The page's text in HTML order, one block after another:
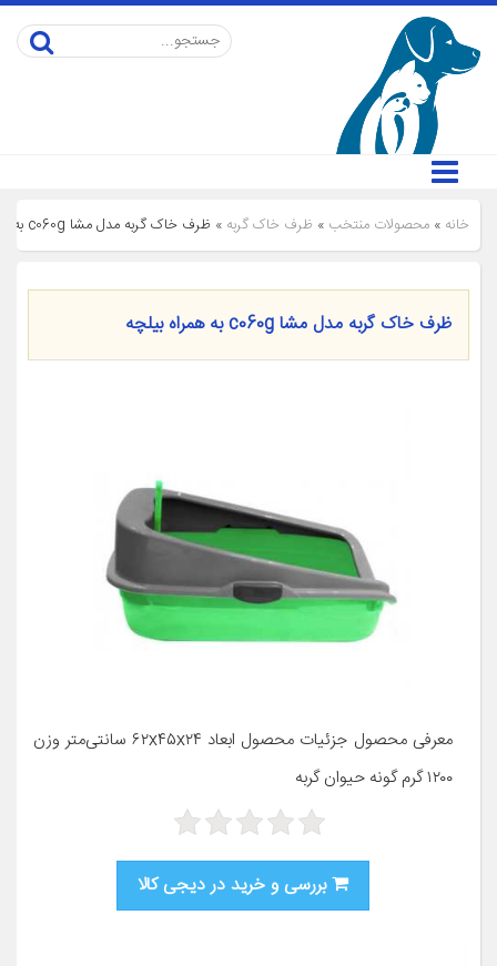
خانه » محصولات منتخب » ظرف خاک گربه » ظرف خاک گربه مدل مشا c060g به همراه بیلچه
ظرف خاک گربه مدل مشا c060g به همراه بیلچه
معرفی محصول جزئیات محصول ابعاد ۶۲x۴۵x۲۴ سانتی‌متر وزن
۱۲۰۰ گرم گونه حیوان گربه
بررسی و خرید در دیجی کالا